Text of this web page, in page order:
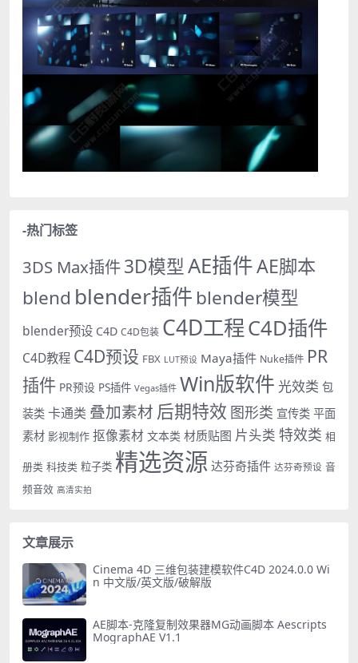
-热门标签
3DS Max插件3D模型AE插件AE脚本
blend blender插件 blender模型
blender预设 C4D C4D包装 C4D工程C4D插件
C4D教程 C4D预设 FBX LUT预设 Maya插件 Nuke插件 PR
插件 PR预设 PS插件 Vegas插件 Win版软件 光效类 包
装类 卡通类 叠加素材 后期特效 图形类 宣传类 平面
素材 影视制作 抠像素材 文本类 材质贴图 片头类 特效类 相
册类 科技类 粒子类 精选资源 达芬奇插件 达芬奇预设 音
频音效 高清实拍
文章展示
Cinema 4D 三维包装建模软件C4D 2024.0.0 Wi
n 中文版/英文版/破解版
AE脚本-克隆复制效果器MG动画脚本 Aescripts
MographAE V1.1